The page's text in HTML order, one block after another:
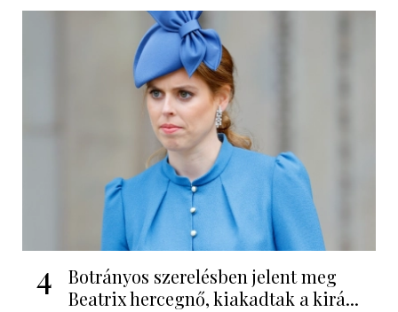
4
Botrányos szerelésben jelent meg
Beatrix hercegnő, kiakadtak a kirá...